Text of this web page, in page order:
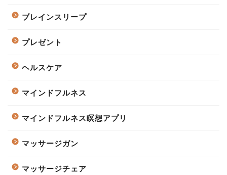
ブレインスリープ
プレゼント
ヘルスケア
マインドフルネス
マインドフルネス瞑想アプリ
マッサージガン
マッサージチェア